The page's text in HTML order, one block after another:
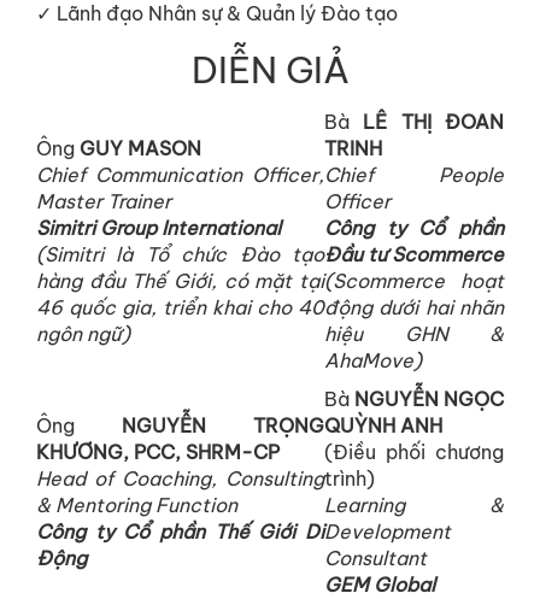
✓ Lãnh đạo Nhân sự & Quản lý Đào tạo
DIỄN GIẢ
Ông GUY MASON
Chief Communication Officer,
Master Trainer
Simitri Group International
(Simitri là Tổ chức Đào tạo
hàng đầu Thế Giới, có mặt tại
46 quốc gia, triển khai cho 40
ngôn ngữ)
Bà LÊ THỊ ĐOAN
TRINH
Chief People
Officer
Công ty Cổ phần
Đầu tư Scommerce
(Scommerce hoạt
động dưới hai nhãn
hiệu GHN &
AhaMove)
Ông NGUYỄN TRỌNG
KHƯƠNG, PCC, SHRM-CP
Head of Coaching, Consulting
& Mentoring Function
Công ty Cổ phần Thế Giới Di
Động
Bà NGUYỄN NGỌC
QUỲNH ANH
(Điều phối chương
trình)
Learning &
Development
Consultant
GEM Global